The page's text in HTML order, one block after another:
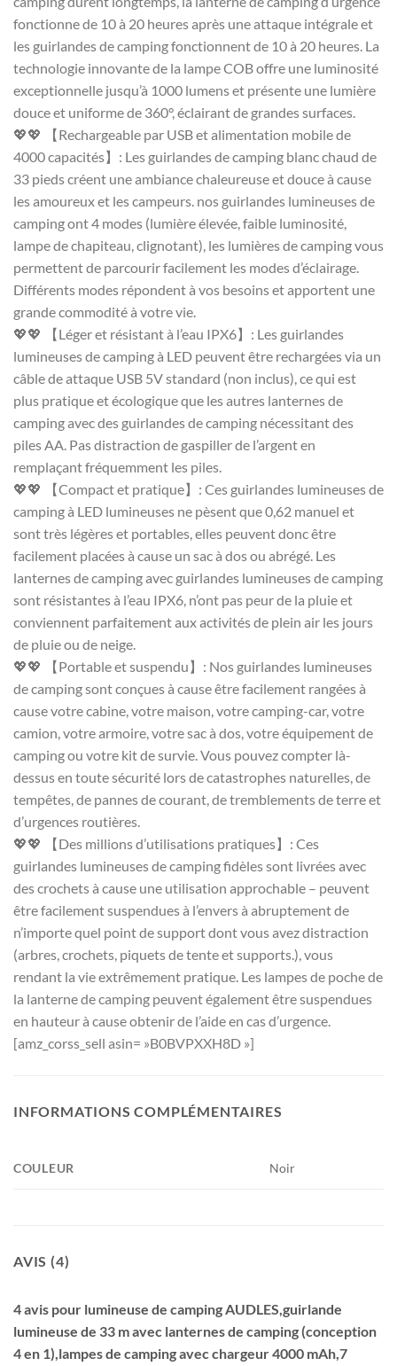
fonctionne de 10 à 20 heures après une attaque intégrale et
les guirlandes de camping fonctionnent de 10 à 20 heures. La
technologie innovante de la lampe COB offre une luminosité
exceptionnelle jusqu’à 1000 lumens et présente une lumière
douce et uniforme de 360°, éclairant de grandes surfaces.
💖💖 【Rechargeable par USB et alimentation mobile de
4000 capacités】: Les guirlandes de camping blanc chaud de
33 pieds créent une ambiance chaleureuse et douce à cause
les amoureux et les campeurs. nos guirlandes lumineuses de
camping ont 4 modes (lumière élevée, faible luminosité,
lampe de chapiteau, clignotant), les lumières de camping vous
permettent de parcourir facilement les modes d’éclairage.
Différents modes répondent à vos besoins et apportent une
grande commodité à votre vie.
💖💖 【Léger et résistant à l’eau IPX6】: Les guirlandes
lumineuses de camping à LED peuvent être rechargées via un
câble de attaque USB 5V standard (non inclus), ce qui est
plus pratique et écologique que les autres lanternes de
camping avec des guirlandes de camping nécessitant des
piles AA. Pas distraction de gaspiller de l’argent en
remplaçant fréquemment les piles.
💖💖 【Compact et pratique】: Ces guirlandes lumineuses de
camping à LED lumineuses ne pèsent que 0,62 manuel et
sont très légères et portables, elles peuvent donc être
facilement placées à cause un sac à dos ou abrégé. Les
lanternes de camping avec guirlandes lumineuses de camping
sont résistantes à l’eau IPX6, n’ont pas peur de la pluie et
conviennent parfaitement aux activités de plein air les jours
de pluie ou de neige.
💖💖 【Portable et suspendu】: Nos guirlandes lumineuses
de camping sont conçues à cause être facilement rangées à
cause votre cabine, votre maison, votre camping-car, votre
camion, votre armoire, votre sac à dos, votre équipement de
camping ou votre kit de survie. Vous pouvez compter là-
dessus en toute sécurité lors de catastrophes naturelles, de
tempêtes, de pannes de courant, de tremblements de terre et
d’urgences routières.
💖💖 【Des millions d’utilisations pratiques】: Ces
guirlandes lumineuses de camping fidèles sont livrées avec
des crochets à cause une utilisation approchable – peuvent
être facilement suspendues à l’envers à abruptement de
n’importe quel point de support dont vous avez distraction
(arbres, crochets, piquets de tente et supports.), vous
rendant la vie extrêmement pratique. Les lampes de poche de
la lanterne de camping peuvent également être suspendues
en hauteur à cause obtenir de l’aide en cas d’urgence.
[amz_corss_sell asin= »B0BVPXXH8D »]
INFORMATIONS COMPLÉMENTAIRES
COULEUR ‎Noir
AVIS (4)
4 avis pour lumineuse de camping AUDLES,guirlande
lumineuse de 33 m avec lanternes de camping (conception
4 en 1),lampes de camping avec chargeur 4000 mAh,7